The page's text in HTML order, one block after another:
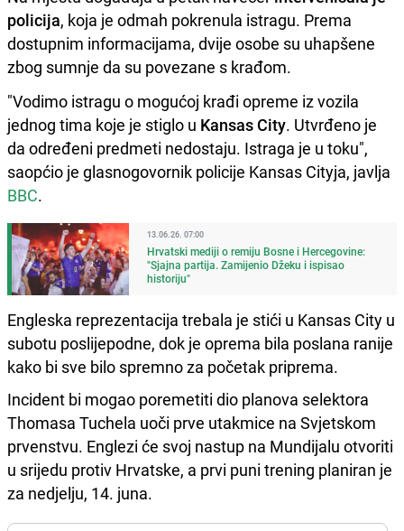
policija, koja je odmah pokrenula istragu. Prema
dostupnim informacijama, dvije osobe su uhapšene
zbog sumnje da su povezane s krađom.
"Vodimo istragu o mogućoj krađi opreme iz vozila
jednog tima koje je stiglo u Kansas City. Utvrđeno je
da određeni predmeti nedostaju. Istraga je u toku",
saopćio je glasnogovornik policije Kansas Cityja, javlja
BBC.
13.06.26. 07:00
Hrvatski mediji o remiju Bosne i Hercegovine:
"Sjajna partija. Zamijenio Džeku i ispisao
historiju"
Engleska reprezentacija trebala je stići u Kansas City u
subotu poslijepodne, dok je oprema bila poslana ranije
kako bi sve bilo spremno za početak priprema.
Incident bi mogao poremetiti dio planova selektora
Thomasa Tuchela uoči prve utakmice na Svjetskom
prvenstvu. Englezi će svoj nastup na Mundijalu otvoriti
u srijedu protiv Hrvatske, a prvi puni trening planiran je
za nedjelju, 14. juna.